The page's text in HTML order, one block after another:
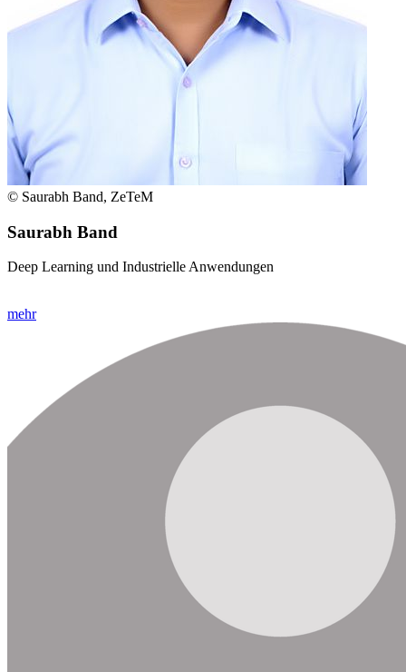
© Saurabh Band, ZeTeM
Saurabh Band
Deep Learning und Industrielle Anwendungen
mehr